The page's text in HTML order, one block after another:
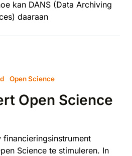
kan DANS (Data Archiving
daaraan
Open Science
Open Science
financieringsinstrument
Science te stimuleren. In